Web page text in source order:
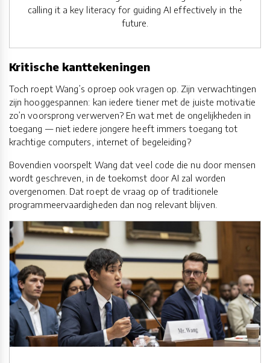
calling it a key literacy for guiding AI effectively in the
future.
Kritische kanttekeningen
Toch roept Wang’s oproep ook vragen op. Zijn verwachtingen
zijn hooggespannen: kan iedere tiener met de juiste motivatie
zo’n voorsprong verwerven? En wat met de ongelijkheden in
toegang — niet iedere jongere heeft immers toegang tot
krachtige computers, internet of begeleiding?
Bovendien voorspelt Wang dat veel code die nu door mensen
wordt geschreven, in de toekomst door AI zal worden
overgenomen. Dat roept de vraag op of traditionele
programmeervaardigheden dan nog relevant blijven.